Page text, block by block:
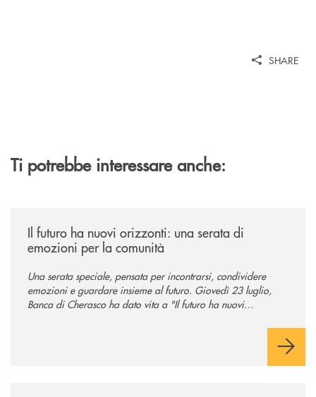
SHARE
Ti potrebbe interessare anche:
Il futuro ha nuovi orizzonti: una serata di
emozioni per la comunità
Una serata speciale, pensata per incontrarsi, condividere
emozioni e guardare insieme al futuro. Giovedì 23 luglio,
Banca di Cherasco ha dato vita a "Il futuro ha nuovi